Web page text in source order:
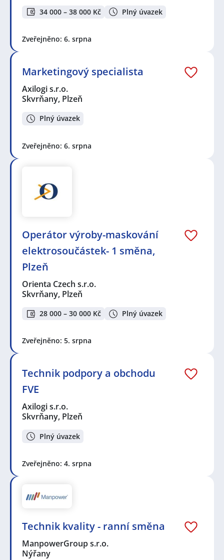
34 000 – 38 000 Kč Plný úvazek
Zveřejněno: 6. srpna
Marketingový specialista
Axilogi s.r.o.
Skvrňany, Plzeň
Plný úvazek
Zveřejněno: 6. srpna
Operátor výroby-maskování
elektrosoučástek- 1 směna,
Plzeň
Orienta Czech s.r.o.
Skvrňany, Plzeň
28 000 – 30 000 Kč Plný úvazek
Zveřejněno: 5. srpna
Technik podpory a obchodu
FVE
Axilogi s.r.o.
Skvrňany, Plzeň
Plný úvazek
Zveřejněno: 4. srpna
Technik kvality - ranní směna
ManpowerGroup s.r.o.
Nýřany